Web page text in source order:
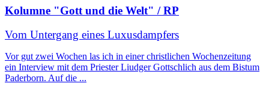
Kolumne "Gott und die Welt" / RP
Vom Untergang eines Luxusdampfers
Vor gut zwei Wochen las ich in einer christlichen Wochenzeitung
ein Interview mit dem Priester Liudger Gottschlich aus dem Bistum
Paderborn. Auf die ...